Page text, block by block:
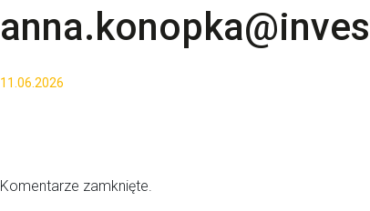
11.06.2026
Komentarze zamknięte.